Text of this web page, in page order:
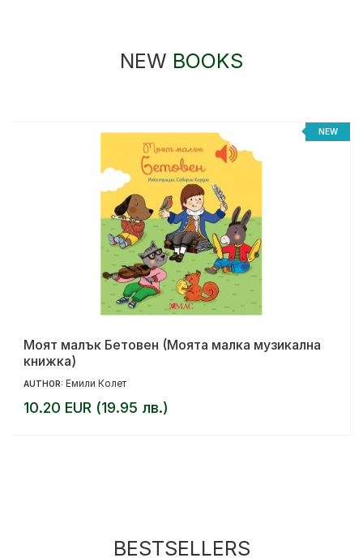
NEW BOOKS
NEW
Моят малък Бетовен (Моята малка музикална
книжка)
AUTHOR: Емили Колет
10.20 EUR (19.95 лв.)
BESTSELLERS